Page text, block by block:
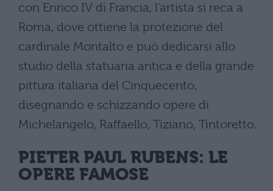
con Enrico IV di Francia, l’artista si reca a
Roma, dove ottiene la protezione del
cardinale Montalto e può dedicarsi allo
studio della statuaria antica e della grande
pittura italiana del Cinquecento,
disegnando e schizzando opere di
Michelangelo, Raffaello, Tiziano, Tintoretto.
PIETER PAUL RUBENS: LE
OPERE FAMOSE